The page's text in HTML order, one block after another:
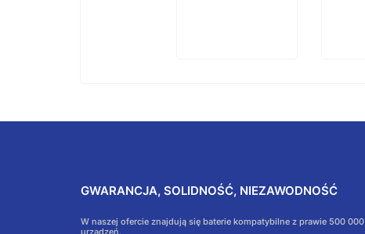
GWARANCJA, SOLIDNOŚĆ, NIEZAWODNOŚĆ
W naszej ofercie znajdują się baterie kompatybilne z prawie 500 000
urządzeń.